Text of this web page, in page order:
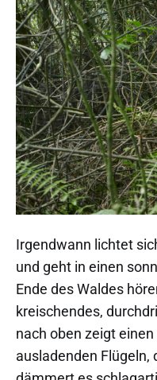
Irgendwann lichtet
und geht in einen
Ende des Waldes
kreischendes,
nach oben zeigt
ausladenden Flügeln,